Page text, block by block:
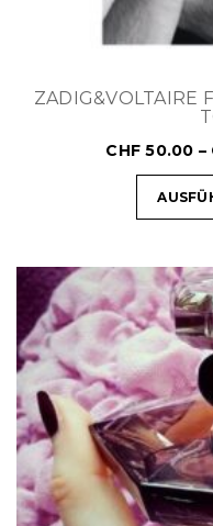
ZADIG&VOLTAIRE
CHF 50.00 –